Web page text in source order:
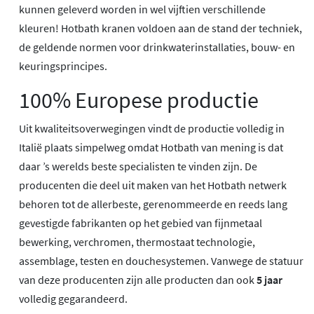
kunnen geleverd worden in wel vijftien verschillende
kleuren! Hotbath kranen voldoen aan de stand der techniek,
de geldende normen voor drinkwaterinstallaties, bouw- en
keuringsprincipes.
100% Europese productie
Uit kwaliteitsoverwegingen vindt de productie volledig in
Italië plaats simpelweg omdat Hotbath van mening is dat
daar ’s werelds beste specialisten te vinden zijn. De
producenten die deel uit maken van het Hotbath netwerk
behoren tot de allerbeste, gerenommeerde en reeds lang
gevestigde fabrikanten op het gebied van fijnmetaal
bewerking, verchromen, thermostaat technologie,
assemblage, testen en douchesystemen. Vanwege de statuur
van deze producenten zijn alle producten dan ook5 jaar
volledig gegarandeerd.